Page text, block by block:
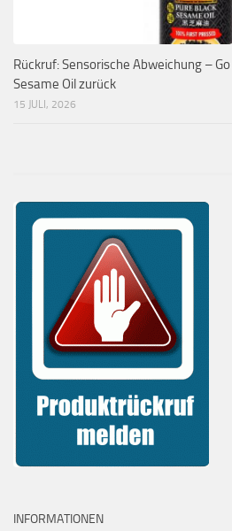
Rückruf: Sensorische Abweichung –
Sesame Oil zurück
15 JULI, 2026
INFORMATIONEN